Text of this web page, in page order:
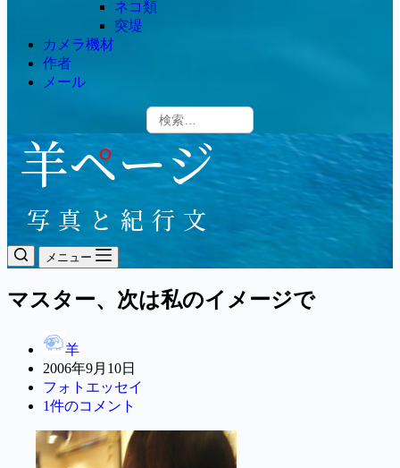
ネコ類
突堤
カメラ機材
作者
メール
メニュー
マスター、次は私のイメージで
羊
2006年9月10日
フォトエッセイ
1件のコメント